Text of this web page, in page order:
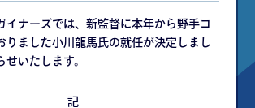
イナーズでは、新監督に本年から野⼿コ
りました⼩川⿓⾺⽒の就任が決定しまし
せいたします。
記